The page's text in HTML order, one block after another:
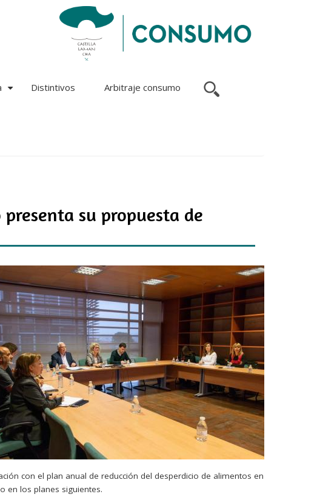
Distintivos Arbitraje consumo
su propuesta de
con el plan anual de reducción del desperdicio de alimentos en
en los planes siguientes.